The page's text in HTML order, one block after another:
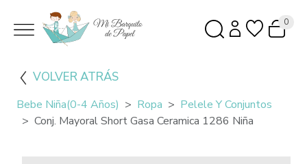
0
VOLVER ATRÁS
Bebe Niña(0-4 Años) Ropa
Pelele Y Conjuntos
Conj. Mayoral Short Gasa Ceramica 1286 Niña